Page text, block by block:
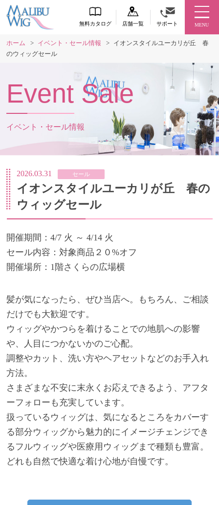
無料カタログ 店舗一覧 サポート MENU
ホーム > イベント・セール情報 > イオンスタイルユーカリが丘 春
のウィッグセール
Event Sale
イベント・セール情報
2026.03.31 セール
イオンスタイルユーカリが丘 春の
ウィッグセール
開催期間：4/7 火 ～ 4/14 火
セール内容：対象商品２０%オフ
開催場所：1階さくらの広場横
髪が気になったら、ぜひ当店へ。もちろん、ご相談
だけでも大歓迎です。
ウィッグやかつらを着けることでの地肌への影響
や、人目につかないかのご心配。
調整やカット、洗い方やヘアセットなどのお手入れ
方法。
さまざまな不安に末永くお応えできるよう、アフタ
ーフォローも充実しています。
扱っているウィッグは、気になるところをカバーす
る部分ウィッグから魅力的にイメージチェンジでき
るフルウィッグや医療用ウィッグまで種類も豊富。
どれも自然で快適な着け心地が自慢です。